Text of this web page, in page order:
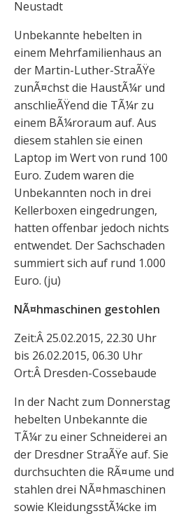
Neustadt
Unbekannte hebelten in
einem Mehrfamilienhaus an
der Martin-Luther-StraÃŸe
zunÃ¤chst die HaustÃ¼r und
anschlieÃŸend die TÃ¼r zu
einem BÃ¼roraum auf. Aus
diesem stahlen sie einen
Laptop im Wert von rund 100
Euro. Zudem waren die
Unbekannten noch in drei
Kellerboxen eingedrungen,
hatten offenbar jedoch nichts
entwendet. Der Sachschaden
summiert sich auf rund 1.000
Euro. (ju)
NÃ¤hmaschinen gestohlen
Zeit:Â 25.02.2015, 22.30 Uhr
bis 26.02.2015, 06.30 Uhr
Ort:Â Dresden-Cossebaude
In der Nacht zum Donnerstag
hebelten Unbekannte die
TÃ¼r zu einer Schneiderei an
der Dresdner StraÃŸe auf. Sie
durchsuchten die RÃ¤ume und
stahlen drei NÃ¤hmaschinen
sowie KleidungsstÃ¼cke im